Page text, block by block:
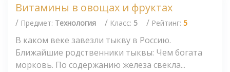
Витамины в овощах и фруктах
/ Предмет: Технология / Класс: 5 / Рейтинг: 5
В каком веке завезли тыкву в Россию.
Ближайшие родственники тыквы: Чем богата
морковь. По содержанию железа свекла...